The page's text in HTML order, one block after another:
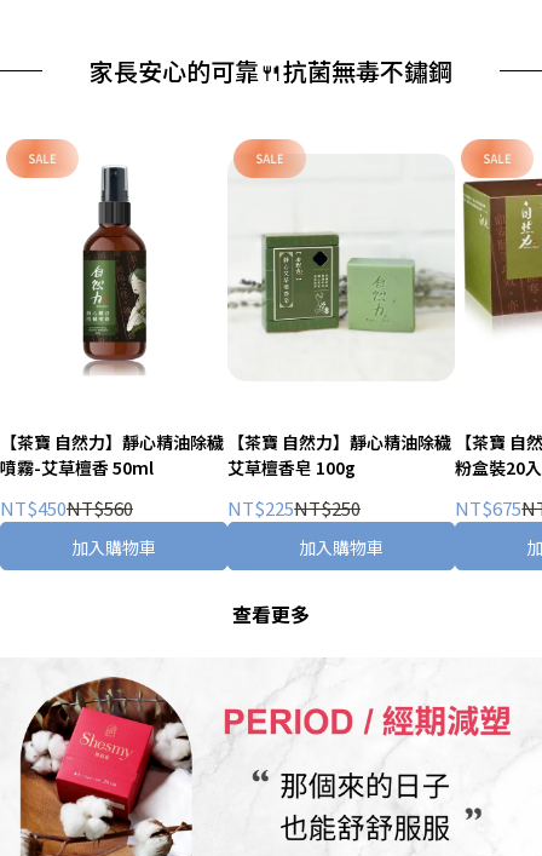
家長安心的可靠🍴抗菌無毒不鏽鋼
【茶寶 自然力】靜心精油除穢
噴霧-艾草檀香 50ml
NT$450NT$560
加入購物車
【茶寶 自然力】靜心精油除穢
艾草檀香皂 100g
NT$225NT$250
加入購物車
【茶寶 自
粉盒裝20
NT$675
查看更多